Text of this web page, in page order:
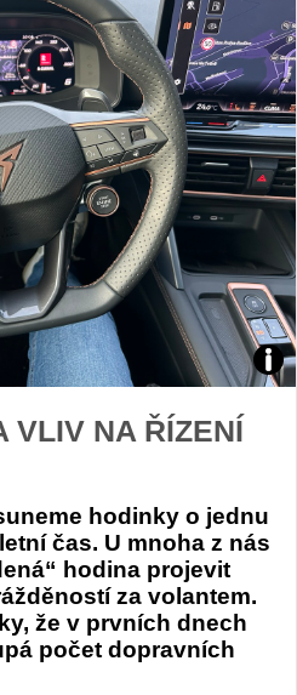
test
ST:
VLIV NA ŘÍZENÍ
hodinky o jednu
čas. U mnoha z nás
hodina projevit
za volantem.
že v prvních dnech
počet dopravních